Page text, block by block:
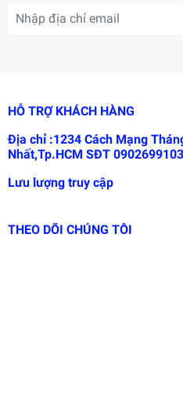
HỖ TRỢ KHÁCH HÀNG
Địa chỉ :1234 Cách Mạng
Nhất,Tp.HCM SĐT
Lưu lượng truy cập
THEO DÕI CHÚNG TÔI